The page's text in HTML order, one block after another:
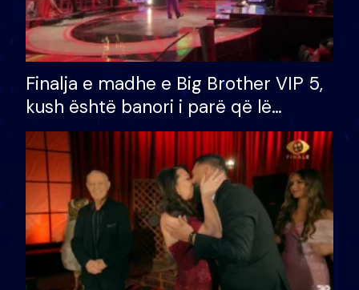
Finalja e madhe e Big Brother VIP 5,
kush është banori i parë që lë
shtëpinë dhe humb mundësinë për
të fituar çmimin e madh